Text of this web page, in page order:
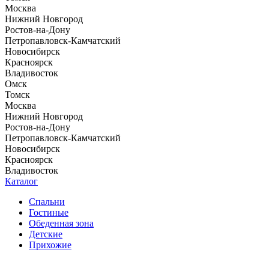
Москва
Нижний Новгород
Ростов-на-Дону
Петропавловск-Камчатский
Новосибирск
Красноярск
Владивосток
Омск
Томск
Москва
Нижний Новгород
Ростов-на-Дону
Петропавловск-Камчатский
Новосибирск
Красноярск
Владивосток
Каталог
Спальни
Гостиные
Обеденная зона
Детские
Прихожие